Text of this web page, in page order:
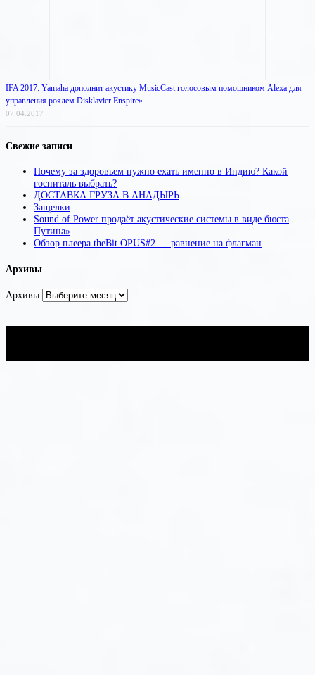
IFA 2017: Yamaha дополнит акустику MusicCast голосовым помощником Alexa для
управления роялем Disklavier Enspire»
07.04.2017
Свежие записи
Почему за здоровьем нужно ехать именно в Индию? Какой
госпиталь выбрать?
ДОСТАВКА ГРУЗА В АНАДЫРЬ
Защелки
Sound of Power продаёт акустические системы в виде бюста
Путина»
Обзор плеера theBit OPUS#2 — равнение на флагман
Архивы
Архивы